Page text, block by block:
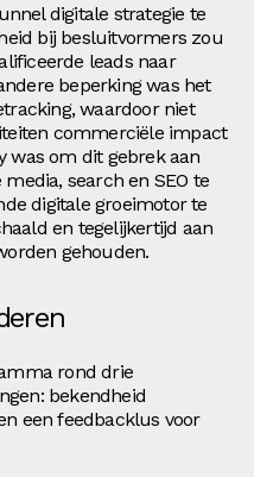
digitale strategie te
bij besluitvormers zou
leads naar
beperking was het
waardoor niet
commerciële impact
was om dit gebrek aan
search en SEO te
digitale groeimotor te
en tegelijkertijd aan
gehouden.
rond drie
bekendheid
een feedbacklus voor